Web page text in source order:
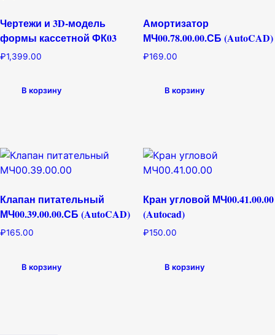
Чертежи и 3D-модель
формы кассетной ФК03
₽1,399.00
В корзину
Амортизатор
МЧ00.78.00.00.СБ (AutoCAD)
₽169.00
В корзину
Клапан питательный
МЧ00.39.00.00.СБ (AutoCAD)
₽165.00
В корзину
Кран угловой МЧ00.41.00.00
(Autocad)
₽150.00
В корзину